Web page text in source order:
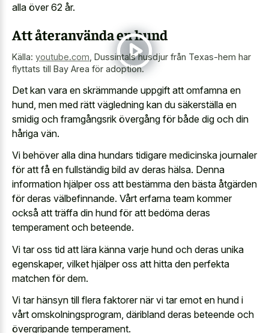
alla över 62 år.
Att återanvända en hund
Källa: youtube.com Dussintals husdjur från Texas-hem har
flyttats till Bay Area för adoption.
Det kan vara en skrämmande uppgift att omfamna en
hund, men med rätt vägledning kan du säkerställa en
smidig och framgångsrik övergång för både dig och din
håriga vän.
Vi behöver alla dina hundars tidigare medicinska journaler
för att få en fullständig bild av deras hälsa. Denna
information hjälper oss att bestämma den bästa åtgärden
för deras välbefinnande. Vårt erfarna team kommer
också att träffa din hund för att bedöma deras
temperament och beteende.
Vi tar oss tid att lära känna varje hund och deras unika
egenskaper, vilket hjälper oss att hitta den perfekta
matchen för dem.
Vi tar hänsyn till flera faktorer när vi tar emot en hund i
vårt omskolningsprogram, däribland deras beteende och
övergripande temperament.